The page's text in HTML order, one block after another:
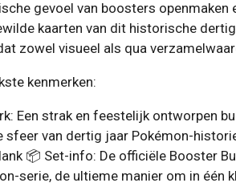
gevoel van boosters openmaken
kaarten van dit historische
zowel visueel als qua
kenmerken:
Een strak en feestelijk ontworpen
sfeer van dertig jaar Pokémon-
📦 Set-info: De officiële Booster
serie, de ultieme manier om in één